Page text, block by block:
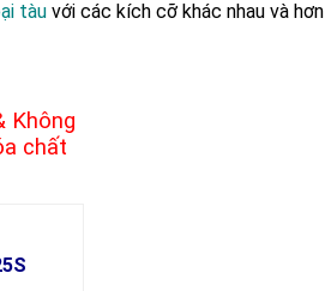
tàu với các kích cỡ khác nhau và hơn
Không
chất